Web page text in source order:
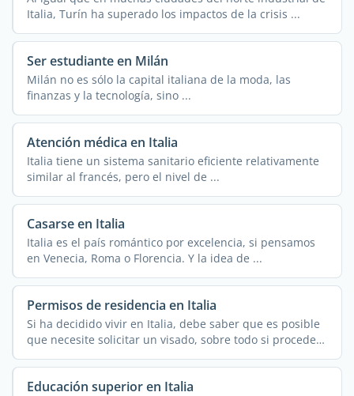
Italia, Turín ha superado los impactos de la crisis ...
Ser estudiante en Milán
Milán no es sólo la capital italiana de la moda, las
finanzas y la tecnología, sino ...
Atención médica en Italia
Italia tiene un sistema sanitario eficiente relativamente
similar al francés, pero el nivel de ...
Casarse en Italia
Italia es el país romántico por excelencia, si pensamos
en Venecia, Roma o Florencia. Y la idea de ...
Permisos de residencia en Italia
Si ha decidido vivir en Italia, debe saber que es posible
que necesite solicitar un visado, sobre todo si procede
...
Educación superior en Italia